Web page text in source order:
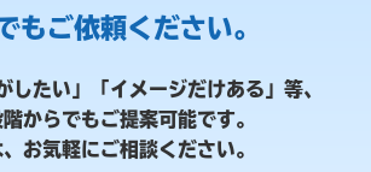
もご依頼ください。
したい」「イメージだけある」等、
からでもご提案可能です。
お気軽にご相談ください。